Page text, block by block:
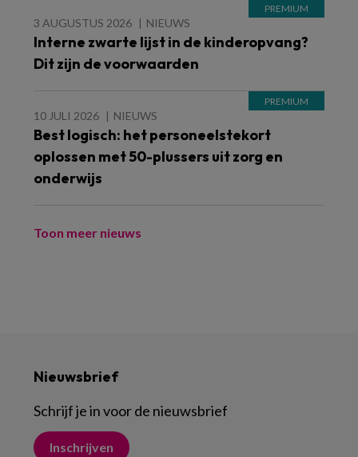
3 AUGUSTUS 2026 NIEUWS
Interne zwarte lijst in de kinderopvang?
Dit zijn de voorwaarden
10 JULI 2026 NIEUWS
Best logisch: het personeelstekort
oplossen met 50-plussers uit zorg en
onderwijs
Toon meer nieuws
Nieuwsbrief
Schrijf je in voor de nieuwsbrief
Inschrijven